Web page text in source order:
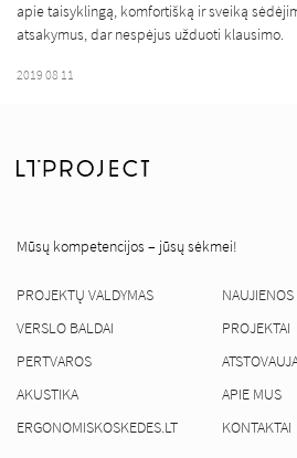
apie taisyklingą, komfortišką ir sveiką
atsakymus, dar nespėjus užduoti klausimo.
2019 08 11
Mūsų kompetencijos – jūsų sėkmei!
PROJEKTŲ VALDYMAS
VERSLO BALDAI
PERTVAROS
AKUSTIKA
ERGONOMISKOSKEDES.LT
NAUJIENOS
PROJEKTAI
APIE MUS
KONTAKTAI